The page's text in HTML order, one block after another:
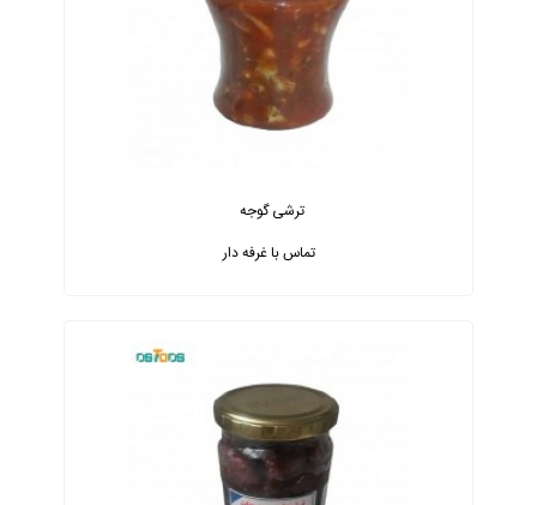
ترشی گوجه
تماس با غرفه دار